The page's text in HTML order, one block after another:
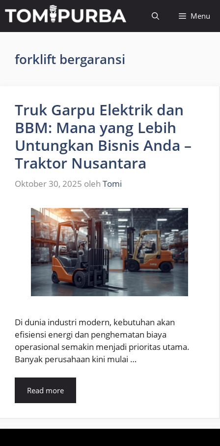
isi
Menu
forklift bergaransi
Truk Garpu Elektrik dan
BBM: Mana yang Lebih
Untungkan Bisnis Anda –
Traktor Nusantara
Oktober 30, 2025 oleh Tomi
Di dunia industri modern, kebutuhan akan
efisiensi energi dan penghematan biaya
operasional semakin menjadi prioritas utama.
Banyak perusahaan kini mulai …
Read more